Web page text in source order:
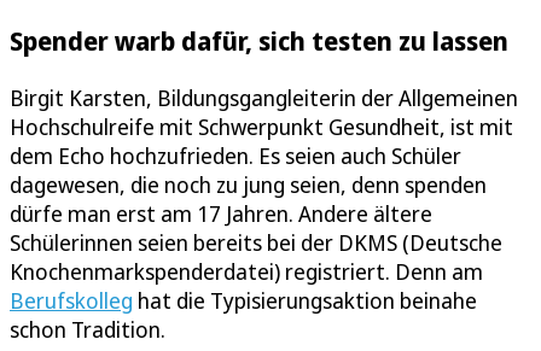
Spender warb dafür, sich testen zu lassen
Birgit Karsten, Bildungsgangleiterin der Allgemeinen
Hochschulreife mit Schwerpunkt Gesundheit, ist mit
dem Echo hochzufrieden. Es seien auch Schüler
dagewesen, die noch zu jung seien, denn spenden
dürfe man erst am 17 Jahren. Andere ältere
Schülerinnen seien bereits bei der DKMS (Deutsche
Knochenmarkspenderdatei) registriert. Denn am
Berufskolleg hat die Typisierungsaktion beinahe
schon Tradition.